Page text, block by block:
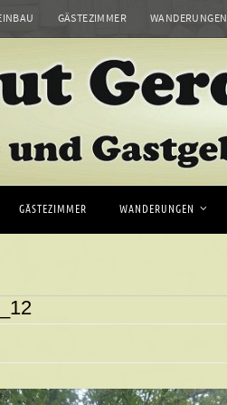
GÄSTEZIMMER WANDERUNGEN
GÄSTEZIMMER WANDERUNGEN